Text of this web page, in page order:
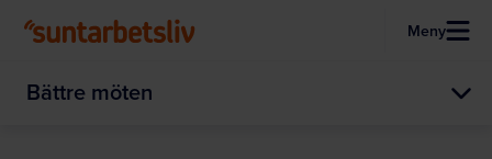
Meny
Bättre möten